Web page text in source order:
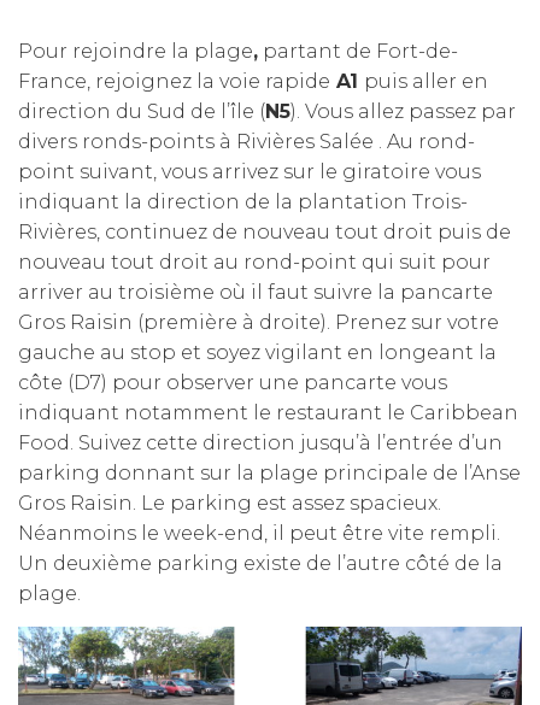
Pour rejoindre la plage, partant de Fort-de-
France, rejoignez la voie rapide A1 puis aller en
direction du Sud de l’île (N5). Vous allez passez par
divers ronds-points à Rivières Salée . Au rond-
point suivant, vous arrivez sur le giratoire vous
indiquant la direction de la plantation Trois-
Rivières, continuez de nouveau tout droit puis de
nouveau tout droit au rond-point qui suit pour
arriver au troisième où il faut suivre la pancarte
Gros Raisin (première à droite). Prenez sur votre
gauche au stop et soyez vigilant en longeant la
côte (D7) pour observer une pancarte vous
indiquant notamment le restaurant le Caribbean
Food. Suivez cette direction jusqu’à l’entrée d’un
parking donnant sur la plage principale de l’Anse
Gros Raisin. Le parking est assez spacieux.
Néanmoins le week-end, il peut être vite rempli.
Un deuxième parking existe de l’autre côté de la
plage.